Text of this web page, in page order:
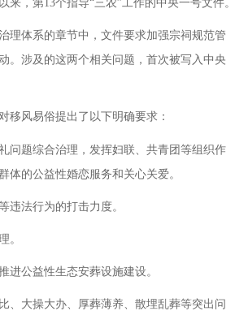
来，第13个指导“三农”工作的中央一号文件。
理体系的章节中，文件要求加强宗祠规范管
。涉及的这两个相关问题，首次被写入中央
移风易俗提出了以下明确要求：
问题综合治理，发挥妇联、共青团等组织作
体的公益性婚恋服务和关心关爱。
违法行为的打击力度。
。
进公益性生态安葬设施建设。
、大操大办、厚葬薄养、散埋乱葬等突出问